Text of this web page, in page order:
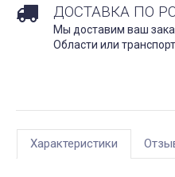
ДОСТАВКА ПО
Мы доставим ваш
Области или
Характеристики